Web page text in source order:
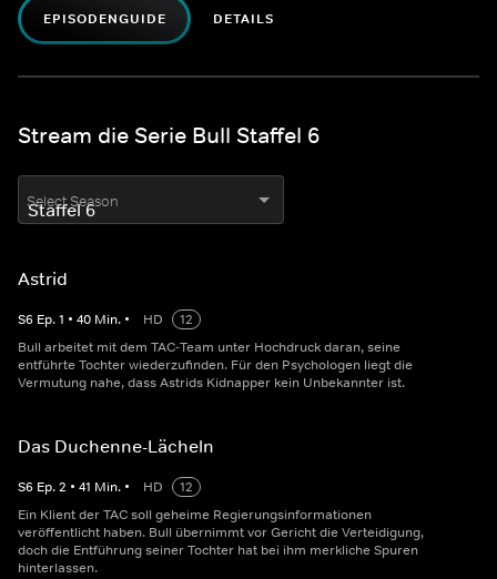
EPISODENGUIDE DETAILS
Stream die Serie Bull Staffel 6
Select Season
Astrid
S6 Ep.1 • 40 Min. • HD
12
Bull arbeitet mit dem TAC-Team unter Hochdruck daran, seine
entführte Tochter wiederzufinden. Für den Psychologen liegt die
Vermutung nahe, dass Astrids Kidnapper kein Unbekannter ist.
Das Duchenne-Lächeln
S6 Ep.2 • 41 Min. • HD
12
Ein Klient der TAC soll geheime Regierungsinformationen
veröffentlicht haben. Bull übernimmt vor Gericht die Verteidigung,
doch die Entführung seiner Tochter hat bei ihm merkliche Spuren
hinterlassen.